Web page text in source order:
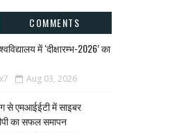
COMMENTS
में ‘दीक्षारम्भ-2026’ का
Aug 03, 2026
से एमआईईटी में साइबर
का सफल समापन